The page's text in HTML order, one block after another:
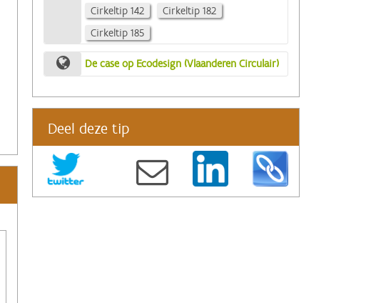
Cirkeltip 142
Cirkeltip 182
Cirkeltip 185
De case op Ecodesign (Vlaanderen Circulair)
Deel deze tip